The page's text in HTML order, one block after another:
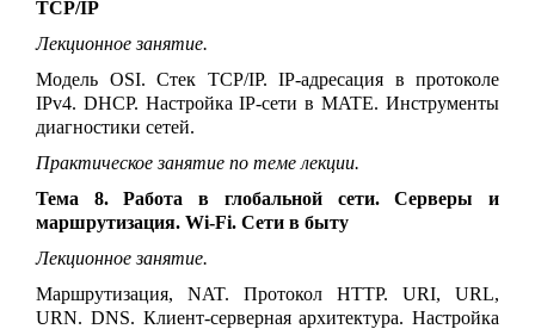
TCP/IP
Лекционное занятие.
Модель OSI. Стек TCP/IP. IP-адресация в протоколе
IPv4. DHCP. Настройка IP-сети в MATE. Инструменты
диагностики сетей.
Практическое занятие по теме лекции.
Тема 8. Работа в глобальной сети. Серверы и
маршрутизация. Wi-Fi. Сети в быту
Лекционное занятие.
Маршрутизация, NAT. Протокол HTTP. URI, URL,
URN. DNS. Клиент-серверная архитектура. Настройка